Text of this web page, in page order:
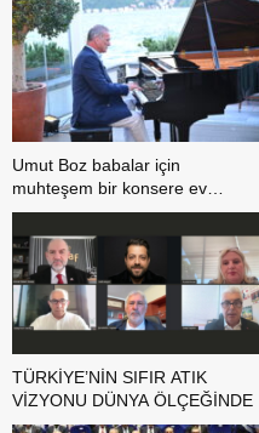
Umut Boz babalar için
muhteşem bir konsere ev
sahipliği yaptı
TÜRKİYE’NİN SIFIR ATIK
VİZYONU DÜNYA ÖLÇEĞİNDE